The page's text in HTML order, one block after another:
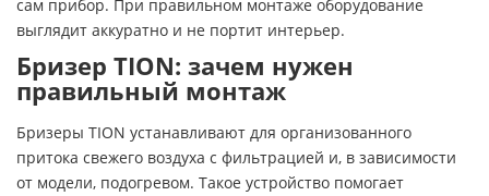
сам прибор. При правильном монтаже оборудование
выглядит аккуратно и не портит интерьер.
Бризер TION: зачем нужен
правильный монтаж
Бризеры TION устанавливают для организованного
притока свежего воздуха с фильтрацией и, в зависимости
от модели, подогревом. Такое устройство помогает